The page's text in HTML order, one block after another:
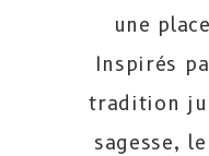
une
Inspirés
tradition
sagesse,